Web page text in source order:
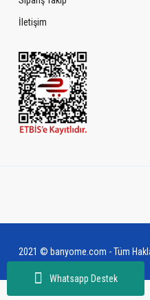
Whatsapp Destek
İletişim
2021 © banyome.com - Tüm